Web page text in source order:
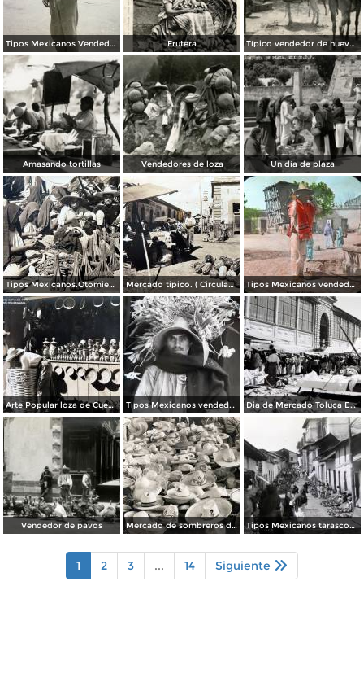
Tipos Mexicanos Vendedor de fruta en La Alameda Ciudad de México. Frutera Típico vendedor de huevos
Amasando tortillas Vendedores de loza Un día de plaza
Tipos Mexicanos.Otomies vendedores de cohetes. Mercado tipico. ( Circulada el 23 de Julio de 1937 ). Tipos Mexicanos vendedor de pollos.
Arte Popular loza de Cuenavaca. Tipos Mexicanos vendedor de flores. Dia de Mercado Toluca Estado de México.
Vendedor de pavos Mercado de sombreros de palma Tipos Mexicanos tarascos en dia de mercado..
1 2 3 ... 14 Siguiente